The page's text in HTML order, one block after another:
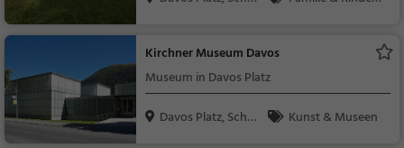
Kirchner Museum Davos
Museum in Davos Platz
Davos Platz, Schw
Kunst & Museen